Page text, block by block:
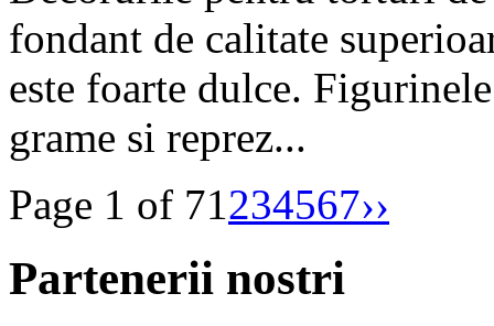
fondant de calitate
este foarte dulce.
grame si reprez...
Page 1 of 71234567››
Partenerii nostri